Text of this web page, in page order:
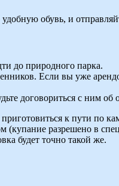
обувь, и
до природного парка.
Если вы уже
договориться с ним об
к пути по
разрешено в
будет точно такой же.